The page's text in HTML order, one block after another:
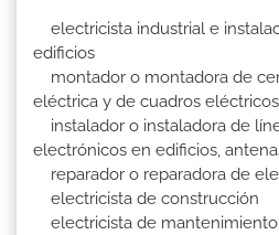
electricista industrial e
edificios
montador o montadora de
eléctrica y de cuadros eléctricos
instalador o instaladora de
electrónicos en edificios,
reparador o reparadora de
electricista de construcción
electricista de mantenimiento